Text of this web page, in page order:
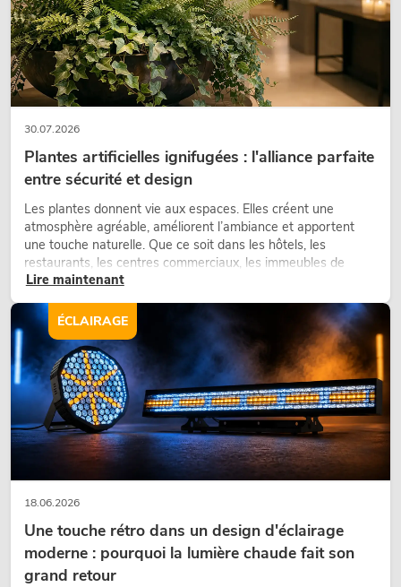
30.07.2026
Plantes artificielles ignifugées : l'alliance parfaite
entre sécurité et design
Les plantes donnent vie aux espaces. Elles créent une
atmosphère agréable, améliorent l’ambiance et apportent
une touche naturelle. Que ce soit dans les hôtels, les
restaurants, les centres commerciaux, les immeubles de
bureaux ou sur les stands d’exposition, une végétalisation de
d’aménagement modernes.
Lire maintenant
18.06.2026
Une touche rétro dans un design d'éclairage
moderne : pourquoi la lumière chaude fait son
grand retour
ÉCLAIRAGE